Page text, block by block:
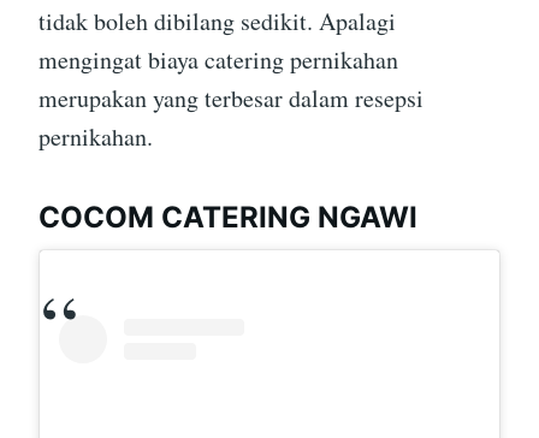
tidak boleh dibilang sedikit. Apalagi
mengingat biaya catering pernikahan
merupakan yang terbesar dalam resepsi
pernikahan.
COCOM CATERING NGAWI